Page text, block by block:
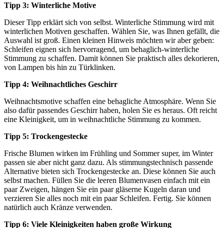
Tipp 3: Winterliche Motive
Dieser Tipp erklärt sich von selbst. Winterliche Stimmung wird mit
winterlichen Motiven geschaffen. Wählen Sie, was Ihnen gefällt, die
Auswahl ist groß. Einen kleinen Hinweis möchten wir aber geben:
Schleifen eignen sich hervorragend, um behaglich-winterliche
Stimmung zu schaffen. Damit können Sie praktisch alles dekorieren,
von Lampen bis hin zu Türklinken.
Tipp 4: Weihnachtliches Geschirr
Weihnachtsmotive schaffen eine behagliche Atmosphäre. Wenn Sie
also dafür passendes Geschirr haben, holen Sie es heraus. Oft reicht
eine Kleinigkeit, um in weihnachtliche Stimmung zu kommen.
Tipp 5: Trockengestecke
Frische Blumen wirken im Frühling und Sommer super, im Winter
passen sie aber nicht ganz dazu. Als stimmungstechnisch passende
Alternative bieten sich Trockengestecke an. Diese können Sie auch
selbst machen. Füllen Sie die leeren Blumenvasen einfach mit ein
paar Zweigen, hängen Sie ein paar gläserne Kugeln daran und
verzieren Sie alles noch mit ein paar Schleifen. Fertig. Sie können
natürlich auch Kränze verwenden.
Tipp 6: Viele Kleinigkeiten haben große Wirkung